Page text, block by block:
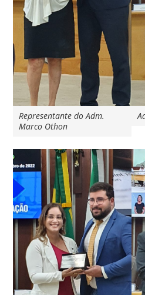
Representante do Adm.
Marco Othon